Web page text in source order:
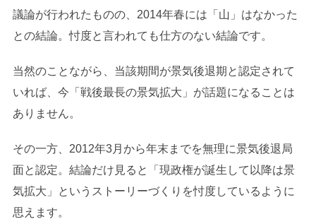
議論が行われたものの、2014年春には「山」はなかった
との結論。忖度と言われても仕方のない結論です。
当然のことながら、当該期間が景気後退期と認定されて
いれば、今「戦後最長の景気拡大」が話題になることは
ありません。
その一方、2012年3月から年末までを無理に景気後退局
面と認定。結論だけ見ると「現政権が誕生して以降は景
気拡大」というストーリーづくりを忖度しているように
思えます。